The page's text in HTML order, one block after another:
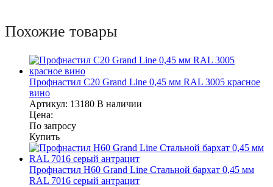
Похожие товары
Профнастил С20 Grand Line 0,45 мм RAL 3005 красное
вино
Артикул: 13180 В наличии
Цена:
По запросу
Купить
Профнастил Н60 Grand Line Стальной бархат 0,45 мм
RAL 7016 серый антрацит